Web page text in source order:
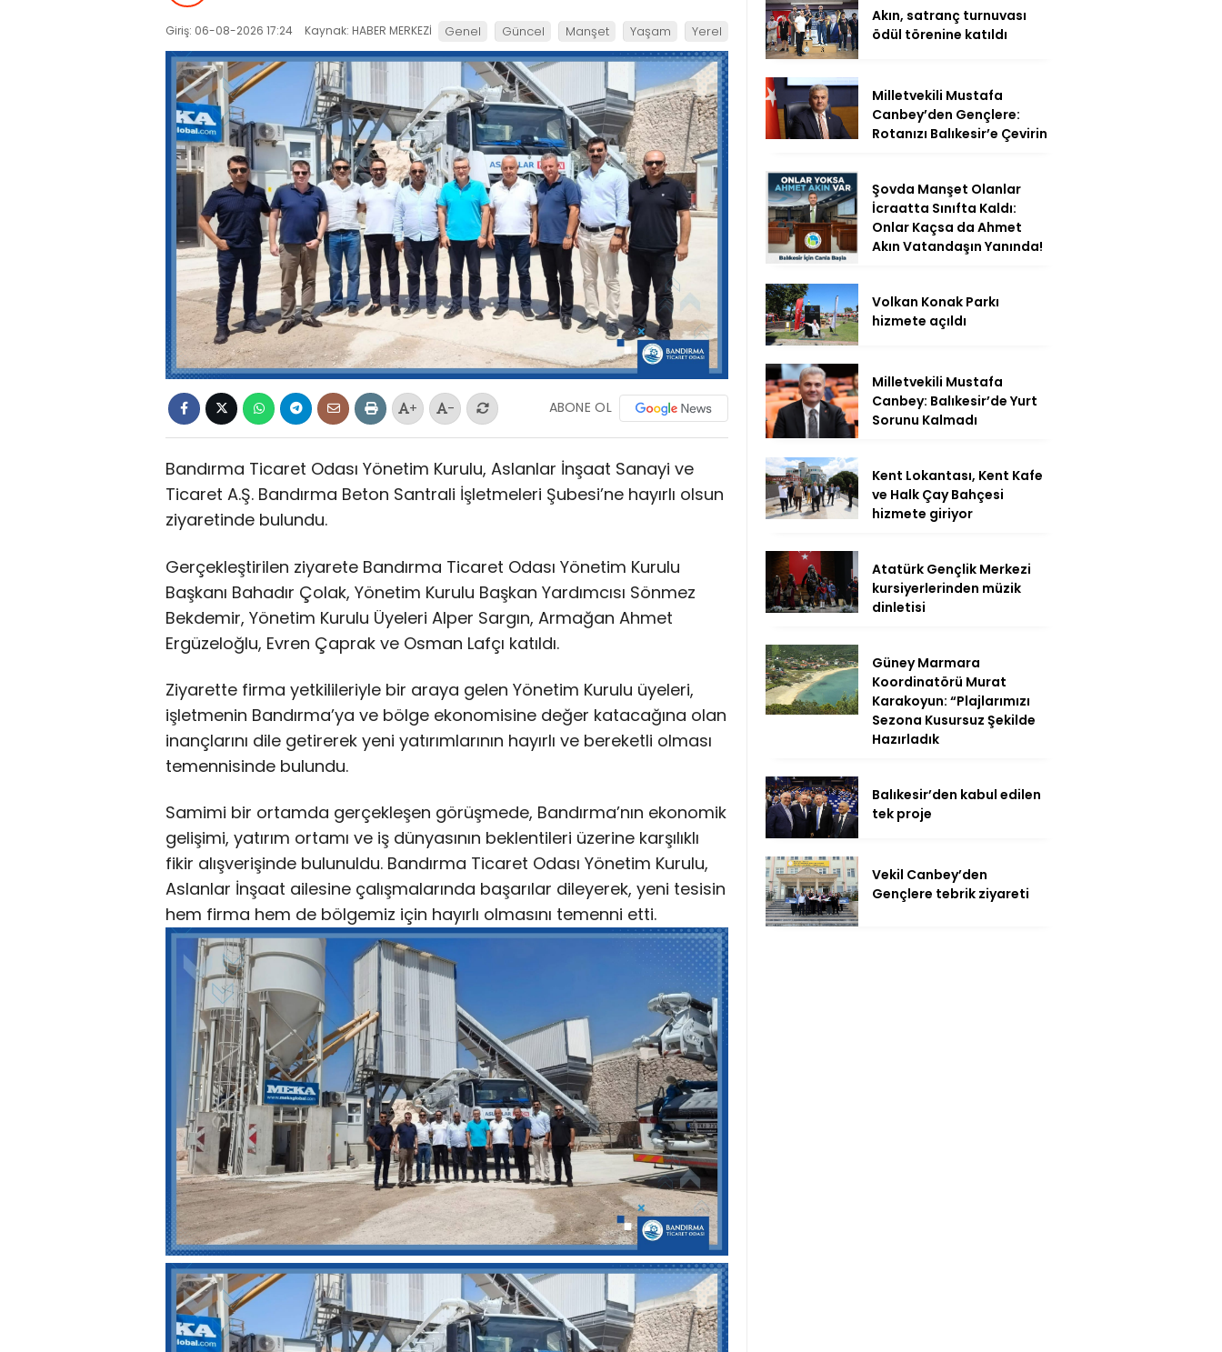
Giriş: 06-08-2026 17:24 Kaynak: HABER MERKEZİ Genel Güncel Manşet Yaşam Yerel
+ - ABONE OL
Bandırma Ticaret Odası Yönetim Kurulu, Aslanlar İnşaat Sanayi ve
Ticaret A.Ş. Bandırma Beton Santrali İşletmeleri Şubesi’ne hayırlı olsun
ziyaretinde bulundu.
Gerçekleştirilen ziyarete Bandırma Ticaret Odası Yönetim Kurulu
Başkanı Bahadır Çolak, Yönetim Kurulu Başkan Yardımcısı Sönmez
Bekdemir, Yönetim Kurulu Üyeleri Alper Sargın, Armağan Ahmet
Ergüzeloğlu, Evren Çaprak ve Osman Lafçı katıldı.
Ziyarette firma yetkilileriyle bir araya gelen Yönetim Kurulu üyeleri,
işletmenin Bandırma’ya ve bölge ekonomisine değer katacağına olan
inançlarını dile getirerek yeni yatırımlarının hayırlı ve bereketli olması
temennisinde bulundu.
Samimi bir ortamda gerçekleşen görüşmede, Bandırma’nın ekonomik
gelişimi, yatırım ortamı ve iş dünyasının beklentileri üzerine karşılıklı
fikir alışverişinde bulunuldu. Bandırma Ticaret Odası Yönetim Kurulu,
Aslanlar İnşaat ailesine çalışmalarında başarılar dileyerek, yeni tesisin
hem firma hem de bölgemiz için hayırlı olmasını temenni etti.
Akın, satranç turnuvası
ödül törenine katıldı
Milletvekili Mustafa
Canbey’den Gençlere:
Rotanızı Balıkesir’e Çevirin
Şovda Manşet Olanlar
İcraatta Sınıfta Kaldı:
Onlar Kaçsa da Ahmet
Akın Vatandaşın Yanında!
Volkan Konak Parkı
hizmete açıldı
Milletvekili Mustafa
Canbey: Balıkesir’de Yurt
Sorunu Kalmadı
Kent Lokantası, Kent Kafe
ve Halk Çay Bahçesi
hizmete giriyor
Atatürk Gençlik Merkezi
kursiyerlerinden müzik
dinletisi
Güney Marmara
Koordinatörü Murat
Karakoyun: “Plajlarımızı
Sezona Kusursuz Şekilde
Hazırladık
Balıkesir’den kabul edilen
tek proje
Vekil Canbey’den
Gençlere tebrik ziyareti